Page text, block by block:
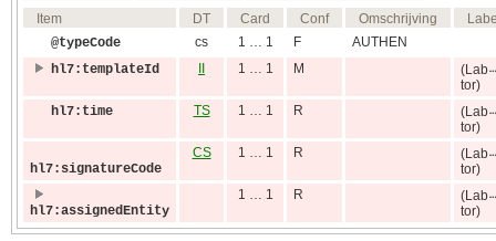
Item
DT Card Conf Omschrijving
@typeCode
cs 1 … 1 F
AUTHEN
hl7:templateId
1 … 1 M
(Lab
tor)
hl7:time
TS 1 … 1 R
(Lab
tor)
hl7:signatureCode
CS 1 … 1 R
(Lab
tor)
hl7:assignedEntity
1 … 1 R
(Lab
tor)